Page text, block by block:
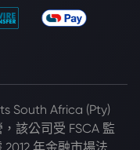
South Africa (Pty)
該公司受 FSCA 監
年金融市場法